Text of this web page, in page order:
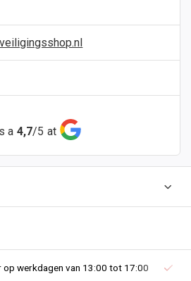
a 4,7/5 at
op werkdagen van 13:00 tot 17:00